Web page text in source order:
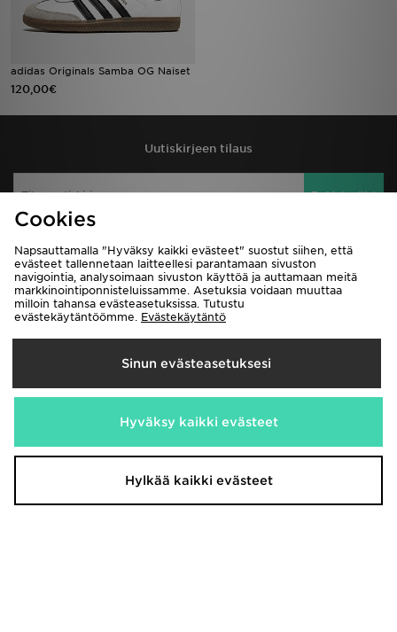
adidas Originals Samba OG Naiset
120,00€
Uutiskirjeen tilaus
Rekisteröidy
Katso JD Sportsin koko sivusto
Asiakaspalvelu
Ura JD:llä
Klarna
Toimitukset ja Palautukset
Tietosuojakäytäntö
Evästeasetukset
Löydä myymälä
Opiskelijat
Kumppanuusohjelma
Toimitetaan
Cookies
Napsauttamalla "Hyväksy kaikki evästeet" suostut siihen, että
evästeet tallennetaan laitteellesi parantamaan sivuston
navigointia, analysoimaan sivuston käyttöä ja auttamaan meitä
markkinointiponnisteluissamme. Asetuksia voidaan muuttaa
milloin tahansa evästeasetuksissa. Tutustu
evästekäytäntöömme. Evästekäytäntö
Sinun evästeasetuksesi
Hyväksy kaikki evästeet
Hylkää kaikki evästeet